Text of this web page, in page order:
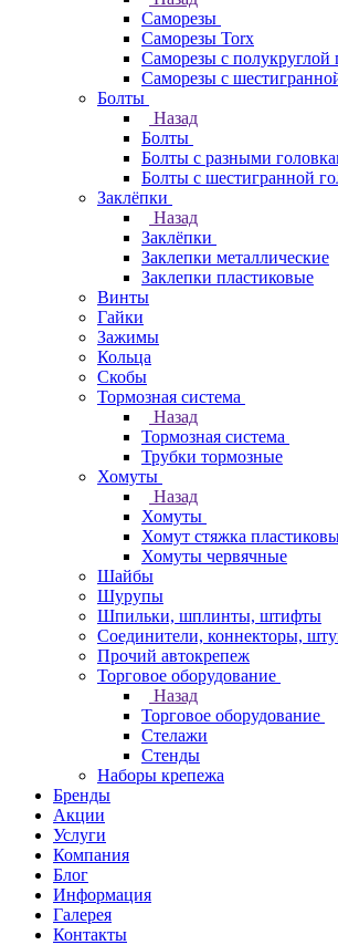
Саморезы
Саморезы Torx
Саморезы с полукруглой
Саморезы с
Болты
Назад
Болты
Болты с разными
Болты с шестигранной
Заклёпки
Назад
Заклёпки
Заклепки металлические
Заклепки пластиковые
Винты
Гайки
Зажимы
Кольца
Скобы
Тормозная система
Назад
Тормозная система
Трубки тормозные
Хомуты
Назад
Хомуты
Хомут стяжка
Хомуты червячные
Шайбы
Шурупы
Шпильки, шплинты, штифты
Соединители, коннекторы,
Прочий автокрепеж
Торговое оборудование
Назад
Торговое оборудование
Стелажи
Стенды
Наборы крепежа
Бренды
Акции
Услуги
Компания
Блог
Информация
Галерея
Контакты